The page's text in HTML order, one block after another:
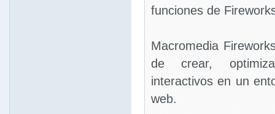
funciones de
Macromedia
de crear,
interactivos en un
web.